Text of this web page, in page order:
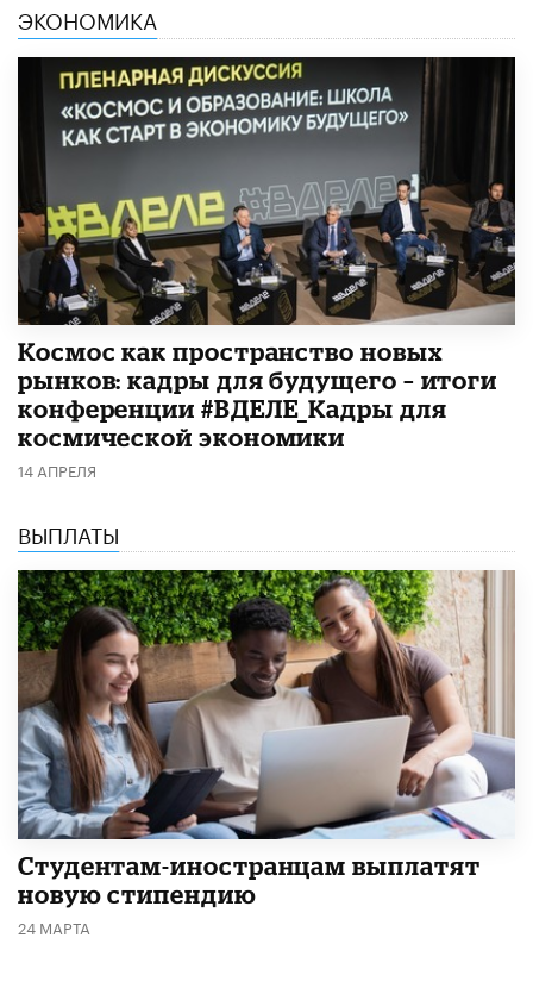
ЭКОНОМИКА
Космос как пространство новых
рынков: кадры для будущего – итоги
конференции #ВДЕЛЕ_Кадры для
космической экономики
14 АПРЕЛЯ
ВЫПЛАТЫ
Студентам-иностранцам выплатят
новую стипендию
24 МАРТА